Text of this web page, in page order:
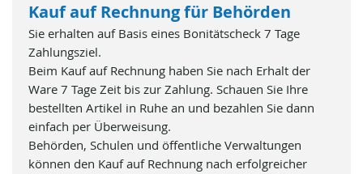
Kauf auf Rechnung für Behörden
Sie erhalten auf Basis eines Bonitätscheck 7 Tage
Zahlungsziel.
Beim Kauf auf Rechnung haben Sie nach Erhalt der
Ware 7 Tage Zeit bis zur Zahlung. Schauen Sie Ihre
bestellten Artikel in Ruhe an und bezahlen Sie dann
einfach per Überweisung.
Behörden, Schulen und öffentliche Verwaltungen
können den Kauf auf Rechnung nach erfolgreicher